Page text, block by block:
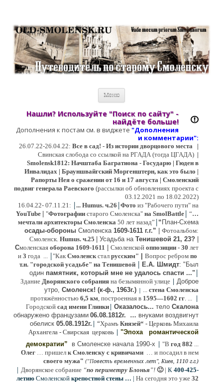
открытки, карты …
Меню
Нашли? Используйте "Поиск по сайту" -
найдёте больше!
Дополнения к постам см. в виджете "Дополнения
и комментарии":
26.07.22-26.04.22: Все в сад! - Из истории дворцового места
|
Свинская слобода со ссылкой на РГАДА (тогда ЦГАДА) |
Smolensk1812: Начштаба Багратиона - Государю | Гюден в
Инвалидах | Брауншвайгский Моргенштерн, как это было |
Рапорты Нея о сражении от 16 и 17 августа | Смоленский
подвиг генерала Раевского (рассылки об обновлениях проекта с
03.12.2021 по 18.02.2022)
16.04.22- 07.11.21: |... Humus. ч.26 |Фото из "Рабочего пути" на
YouTube
"Фотографии старого Смоленска" на SmolBattle | “…
мечтали архитекторы Смоленска 50 лет назад” | “ План-Схема
осады-обороны Смоленска 1609-1611 г.г.”
Фотоальбом:
Смоленск. Humus. ч.25 | Усадьба на Тенишевой 21, 23?
Смоленская оборона 1609-1611 Смоленской оппозиции - 30 лет
и 3 года ... |"Как Смоленскстал русским" Вопрос ребром по
т.н. "городской усадьбе" на Тенишевой | Е.А. Шмидт: "Был
один памятник, который мне не удалось спасти ..." |
Здание Дворянского собрания на безымянной улице | Доброе
утро, Смоленск! (к-ф., 1963г.) | ... стена Смоленска
протяжённостью 6,5 км, построенная в 1595—1602 гг. ... |
Городской сад имени Глинки | Оказалось... тело Скалона
обнаружено французами 06.08.1812г. … внуками воздвигнут
обелиск 05.08.1912г. | “Храмъ Князей“ - Церковь Михаила
Архангела - Свирская церковь | "Эпохаромантической
демократии” в Смоленске начала 1990-х | "В год 882 ...
Олег … пришел к Смоленску с кривичами … и посадил в нем
своего мужа" ("Повесть временных лет", Киев, 1110 г.г.)
| Дворянское собрание “по периметру Блонья”! 🙂| К 400-425-
летию Смоленской крепостной стены … | На сегодня это уже 32